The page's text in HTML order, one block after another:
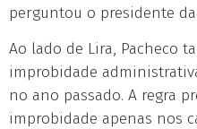
perguntou o presidente
Ao lado de Lira, Pacheco
improbidade
no ano passado. A regra
improbidade apenas nos